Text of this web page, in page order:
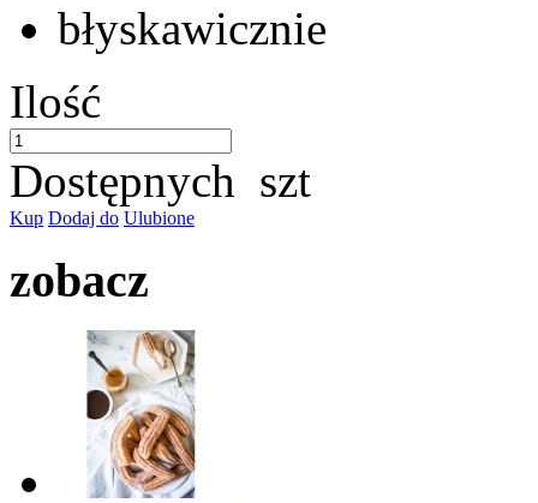
błyskawicznie
Ilość
Dostępnych szt
Kup Dodaj do Ulubione
zobacz